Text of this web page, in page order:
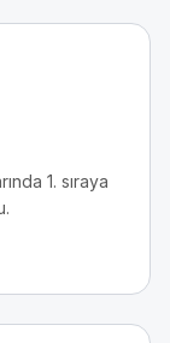
1. sıraya